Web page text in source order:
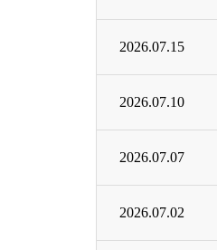
2026.07.15
2026.07.10
2026.07.07
2026.07.02